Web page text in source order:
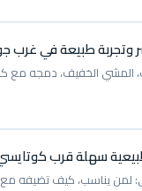
وتجربة طبيعة في غرب
المشي الخفيف، دمجه مع
سهلة قرب
يناسب، كيف تضيفه مع